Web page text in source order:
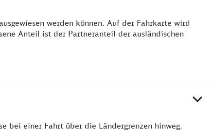
werden können. Auf der Fahrkarte wird
Anteil ist der Partneranteil der ausländischen
bei einer Fahrt über die Ländergrenzen hinweg.